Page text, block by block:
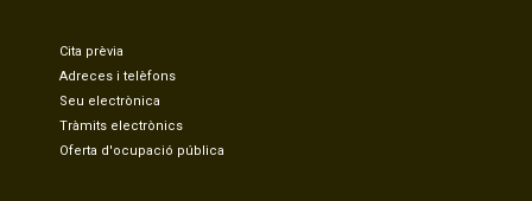
Cita prèvia
Adreces i telèfons
Seu electrònica
Tràmits electrònics
Oferta d'ocupació pública